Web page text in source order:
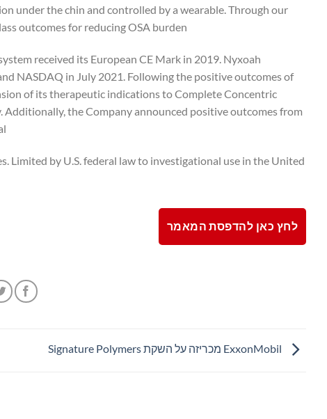
under the chin and controlled by a wearable. Through our
outcomes for reducing OSA burden.
received its European CE Mark in 2019. Nyxoah
NASDAQ in July 2021. Following the positive outcomes of
of its therapeutic indications to Complete Concentric
the Company announced positive outcomes from
Limited by U.S. federal law to investigational use in the United
לחץ כאן להדפסת המאמר